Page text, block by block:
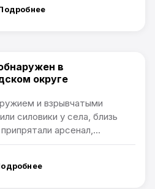
в
округе
и взрывчатыми
силовики у села, близь
арсенал,...